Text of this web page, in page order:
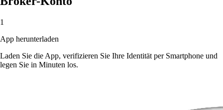
1
App herunterladen
Laden Sie die App, verifizieren Sie Ihre Identität per Smartphone und
legen Sie in Minuten los.